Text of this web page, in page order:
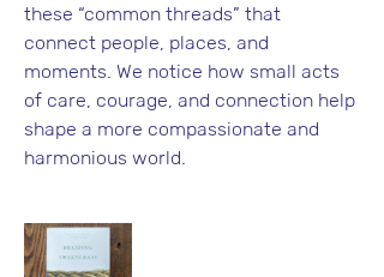
these “common threads” that
connect people, places, and
moments. We notice how small acts
of care, courage, and connection help
shape a more compassionate and
harmonious world.